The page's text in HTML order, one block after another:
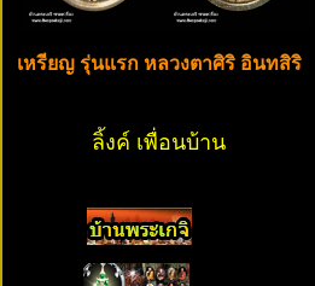
เหรียญ รุ่นแรก หลวงตาศิริ อินทสิริ
ลิ้งค์ เพื่อนบ้าน